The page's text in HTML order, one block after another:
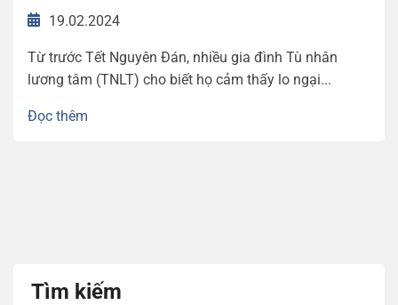
19.02.2024
Từ trước Tết Nguyên Đán, nhiều gia đình Tù nhân
lương tâm (TNLT) cho biết họ cảm thấy lo ngại...
Đọc thêm
Tìm kiếm